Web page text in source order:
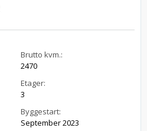
Brutto kvm.:
2470
Etager:
3
Byggestart:
September 2023